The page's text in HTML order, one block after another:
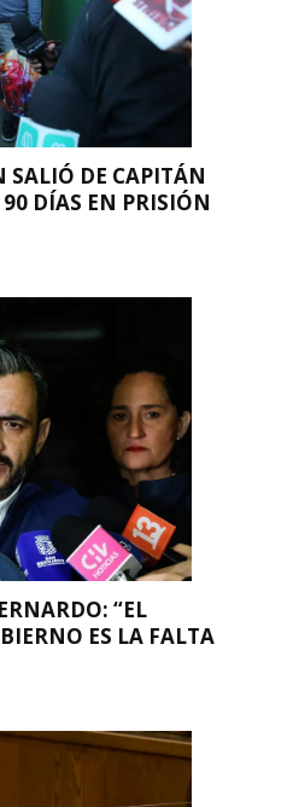
SALIÓ DE CAPITÁN
90 DÍAS EN PRISIÓN
“EL
ES LA FALTA